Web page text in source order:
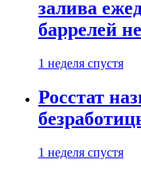
залива
баррелей
1 неделя спустя
Росстат
1 неделя спустя